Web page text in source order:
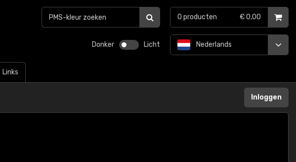
Donker Licht
Links
Nederlands
0 producten € 0,00
Inloggen